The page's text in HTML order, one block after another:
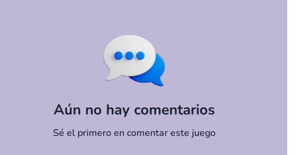
Aún no hay comentarios
Sé el primero en comentar este juego